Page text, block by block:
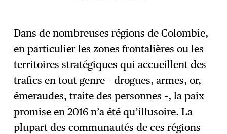
Dans de nombreuses régions de Colombie,
en particulier les zones frontalières ou les
territoires stratégiques qui accueillent des
trafics en tout genre – drogues, armes, or,
émeraudes, traite des personnes –, la paix
promise en 2016 n’a été qu’illusoire. La
plupart des communautés de ces régions